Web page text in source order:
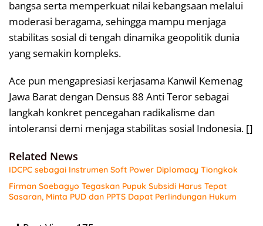
bangsa serta memperkuat nilai kebangsaan melalui
moderasi beragama, sehingga mampu menjaga
stabilitas sosial di tengah dinamika geopolitik dunia
yang semakin kompleks.
Ace pun mengapresiasi kerjasama Kanwil Kemenag
Jawa Barat dengan Densus 88 Anti Teror sebagai
langkah konkret pencegahan radikalisme dan
intoleransi demi menjaga stabilitas sosial Indonesia. []
Related News
IDCPC sebagai Instrumen Soft Power Diplomacy Tiongkok
Firman Soebagyo Tegaskan Pupuk Subsidi Harus Tepat
Sasaran, Minta PUD dan PPTS Dapat Perlindungan Hukum